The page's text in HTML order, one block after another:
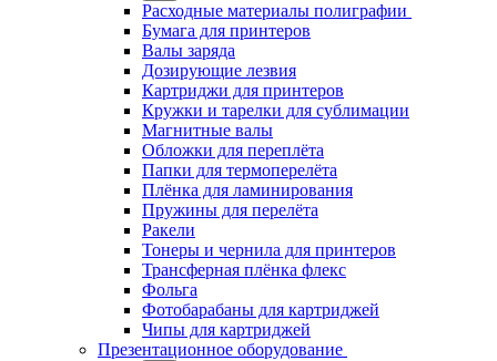
Расходные материалы полиграфии
Бумага для принтеров
Валы заряда
Дозирующие лезвия
Картриджи для принтеров
Кружки и тарелки для сублимации
Магнитные валы
Обложки для переплёта
Папки для термоперелёта
Плёнка для ламинирования
Пружины для перелёта
Ракели
Тонеры и чернила для принтеров
Трансферная плёнка флекс
Фольга
Фотобарабаны для картриджей
Чипы для картриджей
Презентационное оборудование